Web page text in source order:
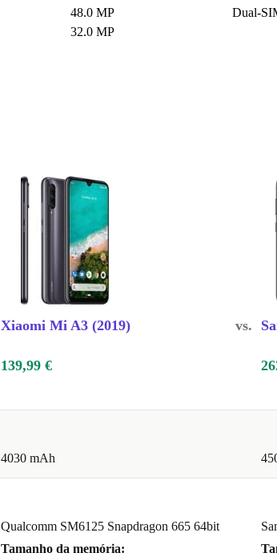
48.0 MP
32.0 MP
Dual-
Xiaomi Mi A3 (2019) vs.
139,99 €
4030 mAh
Qualcomm SM6125 Snapdragon 665 64bit
Tamanho da memória: